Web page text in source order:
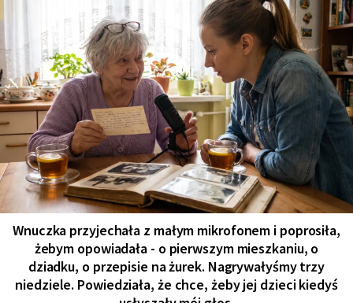
Wnuczka przyjechała z małym mikrofonem i poprosiła,
żebym opowiadała - o pierwszym mieszkaniu, o
dziadku, o przepisie na żurek. Nagrywałyśmy trzy
niedziele. Powiedziała, że chce, żeby jej dzieci kiedyś